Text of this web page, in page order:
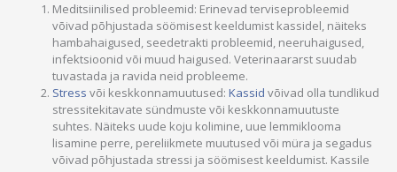
Meditsiinilised probleemid: Erinevad terviseprobleemid
võivad põhjustada söömisest keeldumist kassidel, näiteks
hambahaigused, seedetrakti probleemid, neeruhaigused,
infektsioonid või muud haigused. Veterinaararst suudab
tuvastada ja ravida neid probleeme.
Stress või keskkonnamuutused: Kassid võivad olla tundlikud
stressitekitavate sündmuste või keskkonnamuutuste
suhtes. Näiteks uude koju kolimine, uue lemmiklooma
lisamine perre, pereliikmete muutused või müra ja segadus
võivad põhjustada stressi ja söömisest keeldumist. Kassile